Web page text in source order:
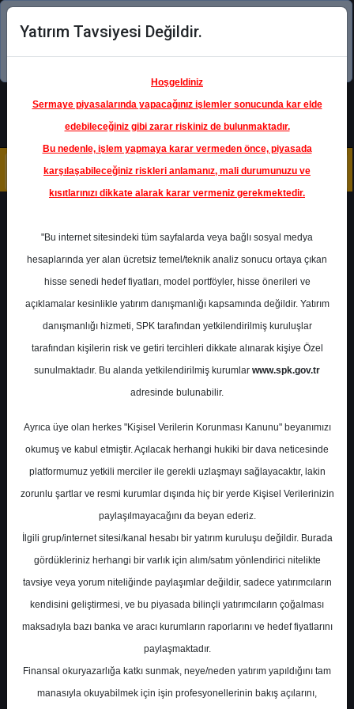
Şimdi uygulamayı indirin!
Ana Sayfa Raporlar
Deniz Yatırım
Rapor Detay
TAVHL - Hedef Fiyat
Deniz Yatırım 26 Şubat 2026
Deniz Yatırım TAVHL için hedef fiyatını
436.6 TL'den 454.4 TL'ye yükseltti,
tavsiyesini AL olarak korudu.
TAV Havalimanları 2025 yılında yolcu sayısını
%6 artışla 113,1 milyona, cirosunu %10
Yatırım Tavsiyesi Değildir.
Hoşgeldiniz
Sermaye piyasalarında yapacağınız işlemler sonucunda kar elde
edebileceğiniz gibi zarar riskiniz de bulunmaktadır.
Bu nedenle, işlem yapmaya karar vermeden önce, piyasada
karşılaşabileceğiniz riskleri anlamanız, mali durumunuzu ve
kısıtlarınızı dikkate alarak karar vermeniz gerekmektedir.
"Bu internet sitesindeki tüm sayfalarda veya bağlı sosyal medya
hesaplarında yer alan ücretsiz temel/teknik analiz sonucu ortaya çıkan
hisse senedi hedef fiyatları, model portföyler, hisse önerileri ve
açıklamalar kesinlikle yatırım danışmanlığı kapsamında değildir. Yatırım
danışmanlığı hizmeti, SPK tarafından yetkilendirilmiş kuruluşlar
tarafından kişilerin risk ve getiri tercihleri dikkate alınarak kişiye Özel
sunulmaktadır. Bu alanda yetkilendirilmiş kurumlar www.spk.gov.tr
adresinde bulunabilir.
Ayrıca üye olan herkes "Kişisel Verilerin Korunması Kanunu" beyanımızı
okumuş ve kabul etmiştir. Açılacak herhangi hukiki bir dava neticesinde
platformumuz yetkili merciler ile gerekli uzlaşmayı sağlayacaktır, lakin
zorunlu şartlar ve resmi kurumlar dışında hiç bir yerde Kişisel Verilerinizin
paylaşılmayacağını da beyan ederiz.
İlgili grup/internet sitesi/kanal hesabı bir yatırım kuruluşu değildir. Burada
gördükleriniz herhangi bir varlık için alım/satım yönlendirici nitelikte
tavsiye veya yorum niteliğinde paylaşımlar değildir, sadece yatırımcıların
kendisini geliştirmesi, ve bu piyasada bilinçli yatırımcıların çoğalması
maksadıyla bazı banka ve aracı kurumların raporlarını ve hedef fiyatlarını
paylaşmaktadır.
Finansal okuryazarlığa katkı sunmak, neye/neden yatırım yapıldığını tam
manasıyla okuyabilmek için işin profesyonellerinin bakış açılarını,